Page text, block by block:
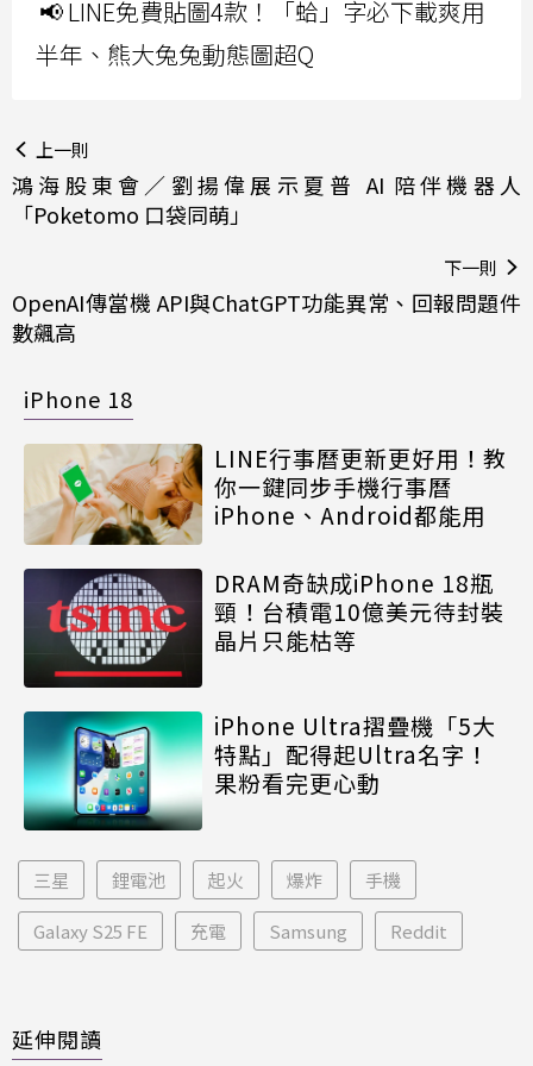
📢 LINE免費貼圖4款！「蛤」字必下載爽用
半年、熊大兔兔動態圖超Q
上一則
鴻海股東會／劉揚偉展示夏普 AI 陪伴機器人
「Poketomo 口袋同萌」
下一則
OpenAI傳當機 API與ChatGPT功能異常、回報問題件
數飆高
iPhone 18
LINE行事曆更新更好用！教
你一鍵同步手機行事曆
iPhone、Android都能用
DRAM奇缺成iPhone 18瓶
頸！台積電10億美元待封裝
晶片只能枯等
iPhone Ultra摺疊機「5大
特點」配得起Ultra名字！
果粉看完更心動
三星 鋰電池 起火 爆炸 手機
Galaxy S25 FE 充電 Samsung Reddit
延伸閱讀